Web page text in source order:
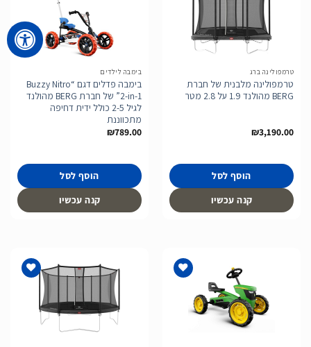
טרמפולינה ברג
טרמפולינה מלבנית של חברת
BERG מהולנד 1.9 על 2.8 מטר
₪3,190.00
הוסף לסל
קנה עכשיו
הוסף
לרשימת
המשאלות
בימבה לילדים
בימבה פדלים דגם “Buzzy Nitro
2-in-1” של חברת BERG מהולנד
לגיל 2-5 כולל ידית דחיפה
מתכווננת
₪789.00
הוסף לסל
קנה עכשיו